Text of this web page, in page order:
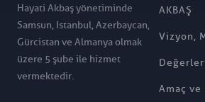
Hayati Akbaş yönetiminde
Samsun, Istanbul, Azerbaycan,
Gürcistan ve Almanya olmak
üzere 5 şube ile hizmet
vermektedir.
AKBAŞ
Vizyon,
Amaç